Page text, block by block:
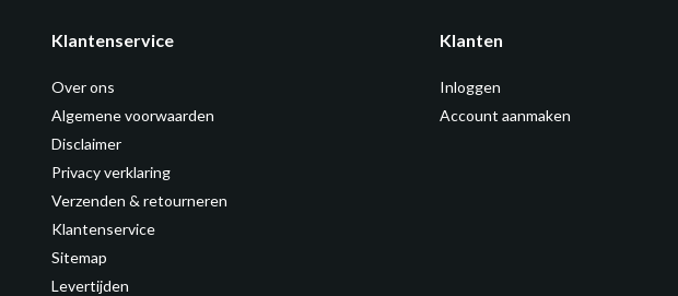
Klantenservice
Over ons
Algemene voorwaarden
Disclaimer
Privacy verklaring
Verzenden & retourneren
Klantenservice
Sitemap
Levertijden
Klanten
Inloggen
Account aanmaken